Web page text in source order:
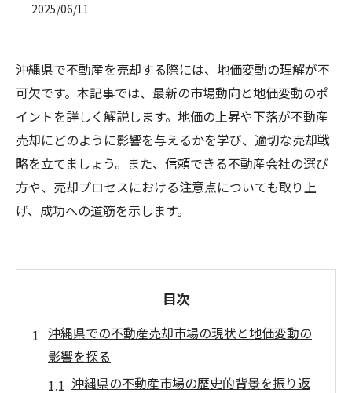
2025/06/11
沖縄県で不動産を売却する際には、地価変動の理解が不
可欠です。本記事では、最新の市場動向と地価変動のポ
イントを詳しく解説します。地価の上昇や下落が不動産
売却にどのように影響を与えるかを学び、適切な売却戦
略を立てましょう。また、信頼できる不動産会社の選び
方や、売却プロセスにおける注意点についても取り上
げ、成功への道筋を示します。
目次
沖縄県での不動産売却市場の現状と地価変動の
影響を探る
沖縄県の不動産市場の歴史的背景を振り返